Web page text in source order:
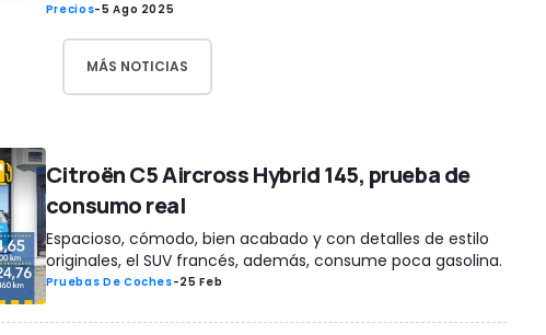
Precios-5 Ago 2025
MÁS NOTICIAS
Citroën C5 Aircross Hybrid 145, prueba de
consumo real
Espacioso, cómodo, bien acabado y con detalles de estilo
originales, el SUV francés, además, consume poca gasolina.
Pruebas De Coches-25 Feb